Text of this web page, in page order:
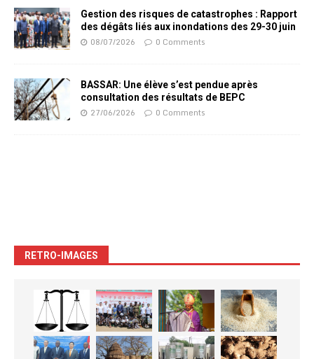
Gestion des risques de catastrophes : Rapport
des dégâts liés aux inondations des 29-30 juin
08/07/2026 0 Comments
BASSAR: Une élève s’est pendue après
consultation des résultats de BEPC
27/06/2026 0 Comments
RETRO-IMAGES